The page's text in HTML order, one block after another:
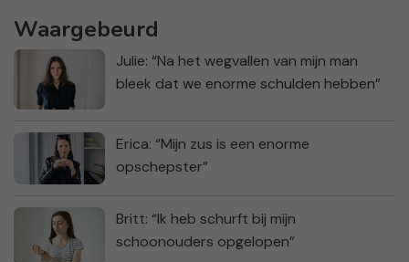
Waargebeurd
Julie: “Na het wegvallen van mijn man
bleek dat we enorme schulden hebben”
Erica: “Mijn zus is een enorme
opschepster”
Britt: “Ik heb schurft bij mijn
schoonouders opgelopen”